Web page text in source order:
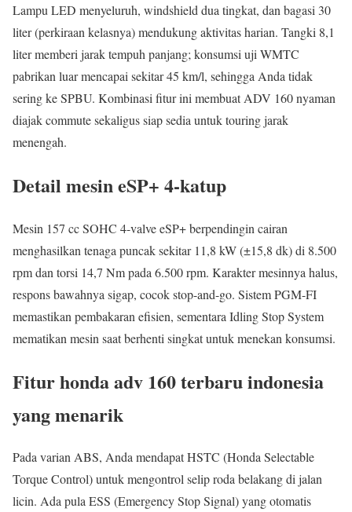
Lampu LED menyeluruh, windshield dua tingkat, dan bagasi 30
liter (perkiraan kelasnya) mendukung aktivitas harian. Tangki 8,1
liter memberi jarak tempuh panjang; konsumsi uji WMTC
pabrikan luar mencapai sekitar 45 km/l, sehingga Anda tidak
sering ke SPBU. Kombinasi fitur ini membuat ADV 160 nyaman
diajak commute sekaligus siap sedia untuk touring jarak
menengah.
Detail mesin eSP+ 4-katup
Mesin 157 cc SOHC 4-valve eSP+ berpendingin cairan
menghasilkan tenaga puncak sekitar 11,8 kW (±15,8 dk) di 8.500
rpm dan torsi 14,7 Nm pada 6.500 rpm. Karakter mesinnya halus,
respons bawahnya sigap, cocok stop-and-go. Sistem PGM-FI
memastikan pembakaran efisien, sementara Idling Stop System
mematikan mesin saat berhenti singkat untuk menekan konsumsi.
Fitur honda adv 160 terbaru indonesia
yang menarik
Pada varian ABS, Anda mendapat HSTC (Honda Selectable
Torque Control) untuk mengontrol selip roda belakang di jalan
licin. Ada pula ESS (Emergency Stop Signal) yang otomatis